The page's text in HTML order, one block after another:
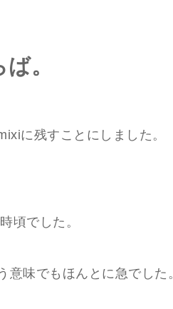
。
に残すことにしました。
頃でした。
意味でもほんとに急でした